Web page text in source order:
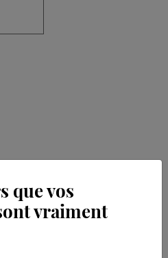
que vos
vraiment